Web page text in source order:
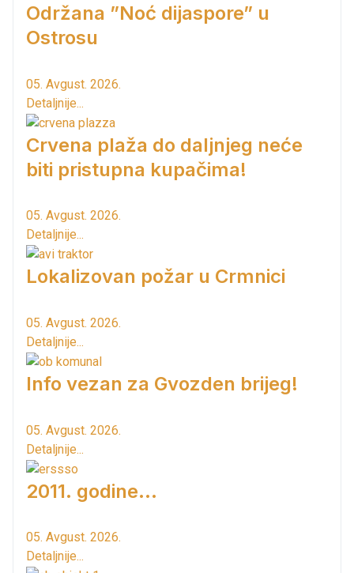
Održana ”Noć dijaspore” u
Ostrosu
05. Avgust. 2026.
Detaljnije...
Crvena plaža do daljnjeg neće
biti pristupna kupačima!
05. Avgust. 2026.
Detaljnije...
Lokalizovan požar u Crmnici
05. Avgust. 2026.
Detaljnije...
Info vezan za Gvozden brijeg!
05. Avgust. 2026.
Detaljnije...
2011. godine...
05. Avgust. 2026.
Detaljnije...